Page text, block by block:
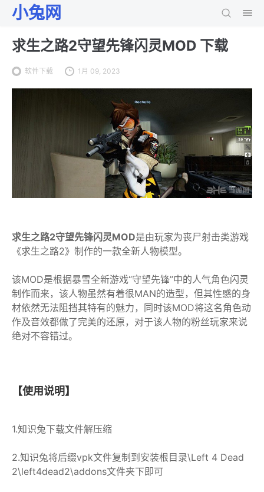
小兔网
求生之路2守望先锋闪灵MOD 下载
软件下载 1月 09, 2023
求生之路2守望先锋闪灵MOD是由玩家为丧尸射击类游戏
《求生之路2》制作的一款全新人物模型。
该MOD是根据暴雪全新游戏“守望先锋”中的人气角色闪灵
制作而来，该人物虽然有着很MAN的造型，但其性感的身
材依然无法阻挡其特有的魅力，同时该MOD将这名角色动
作及音效都做了完美的还原，对于该人物的粉丝玩家来说
绝对不容错过。
【使用说明】
1.知识兔下载文件解压缩
2.知识兔将后缀vpk文件复制到安装根目录\Left 4 Dead
2\left4dead2\addons文件夹下即可